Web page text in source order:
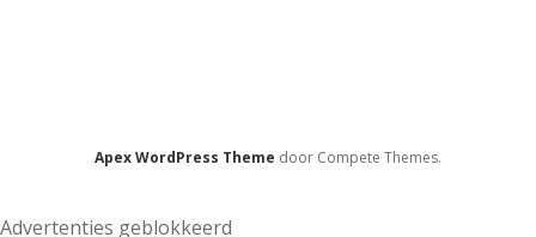
Apex WordPress Theme door Compete Themes.
Advertenties geblokkeerd